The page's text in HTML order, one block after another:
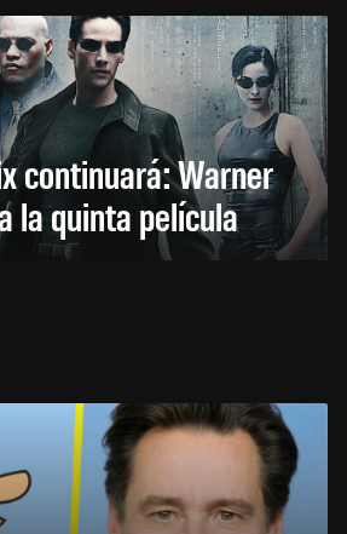
continuará: Warner
la quinta película